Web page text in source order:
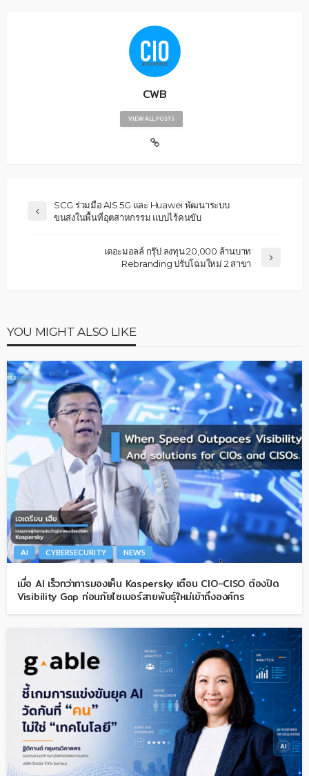
CWB
VIEW ALL POSTS
SCG ร่วมมือ AIS 5G และ Huawei พัฒนาระบบ
ขนส่งในพื้นที่อุตสาหกรรม แบบไร้คนขับ
เดอะมอลล์ กรุ๊ป ลงทุน 20,000 ล้านบาท
Rebranding ปรับโฉมใหม่ 2 สาขา
YOU MIGHT ALSO LIKE
AI CYBERSECURITY NEWS
เมื่อ AI เร็วกว่าการมองเห็น Kaspersky เตือน CIO-CISO ต้องปิด
Visibility Gap ก่อนภัยไซเบอร์สายพันธุ์ใหม่เข้าถึงองค์กร